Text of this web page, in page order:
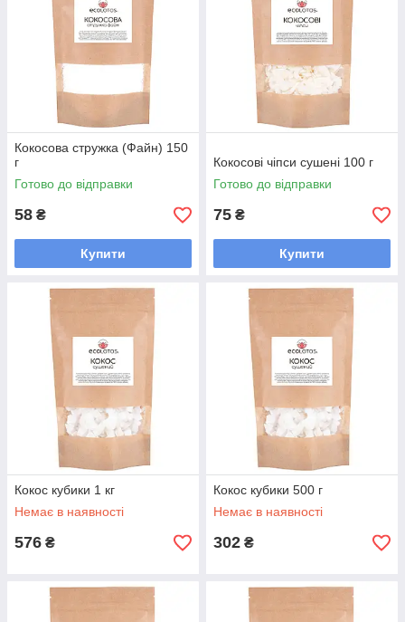
Кокосова стружка (Файн) 150
г
Готово до відправки
58 ₴
Купити
Кокосові чіпси сушені 100 г
Готово до відправки
75 ₴
Купити
Кокос кубики 1 кг
Немає в наявності
576 ₴
Кокос кубики 500 г
Немає в наявності
302 ₴